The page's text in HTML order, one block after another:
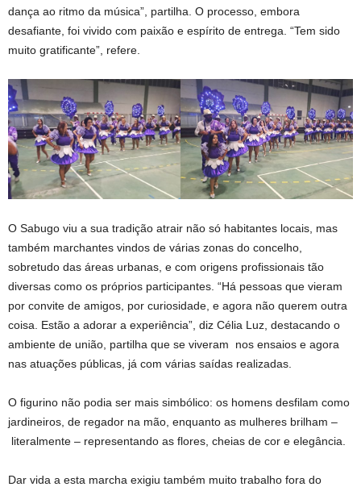
dança ao ritmo da música”, partilha. O processo, embora
desafiante, foi vivido com paixão e espírito de entrega. “Tem sido
muito gratificante”, refere.
O Sabugo viu a sua tradição atrair não só habitantes locais, mas
também marchantes vindos de várias zonas do concelho,
sobretudo das áreas urbanas, e com origens profissionais tão
diversas como os próprios participantes. “Há pessoas que vieram
por convite de amigos, por curiosidade, e agora não querem outra
coisa. Estão a adorar a experiência”, diz Célia Luz, destacando o
ambiente de união, partilha que se viveram nos ensaios e agora
nas atuações públicas, já com várias saídas realizadas.
O figurino não podia ser mais simbólico: os homens desfilam como
jardineiros, de regador na mão, enquanto as mulheres brilham –
literalmente – representando as flores, cheias de cor e elegância.
Dar vida a esta marcha exigiu também muito trabalho fora do